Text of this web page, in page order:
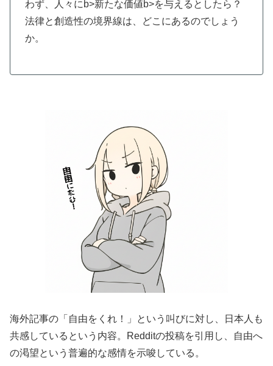
わず、人々にb>新たな価値b>を与えるとしたら？
法律と創造性の境界線は、どこにあるのでしょう
か。
海外記事の「自由をくれ！」という叫びに対し、日本人も
共感しているという内容。Redditの投稿を引用し、自由へ
の渇望という普遍的な感情を示唆している。